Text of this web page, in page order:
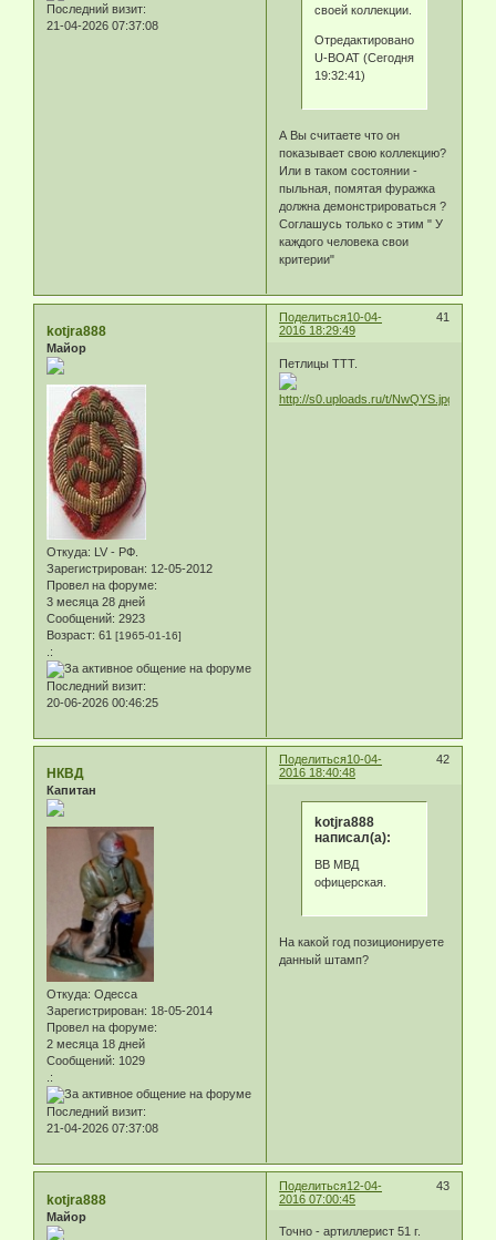
Последний визит:
21-04-2026 07:37:08
своей коллекции.
Отредактировано
U-BOAT (Сегодня
19:32:41)
А Вы считаете что он
показывает свою коллекцию?
Или в таком состоянии -
пыльная, помятая фуражка
должна демонстрироваться ?
Соглашусь только с этим " У
каждого человека свои
критерии"
Поделиться 41
10-04-
2016 18:29:49
kotjra888
Майор
Откуда: LV - РФ.
Зарегистрирован: 12-05-2012
Провел на форуме:
3 месяца 28 дней
Сообщений: 2923
Возраст: 61 [1965-01-16]
.:
Последний визит:
20-06-2026 00:46:25
Петлицы ТТТ.
Поделиться 42
10-04-
2016 18:40:48
НКВД
Капитан
Откуда: Одесса
Зарегистрирован: 18-05-2014
Провел на форуме:
2 месяца 18 дней
Сообщений: 1029
.:
Последний визит:
21-04-2026 07:37:08
kotjra888
написал(а):
ВВ МВД
офицерская.
На какой год позиционируете
данный штамп?
Поделиться 43
12-04-
2016 07:00:45
kotjra888
Майор
Точно - артиллерист 51 г.